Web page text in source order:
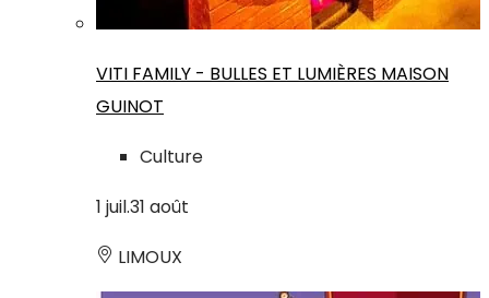
VITI FAMILY - BULLES ET LUMIÈRES MAISON
GUINOT
Culture
1 juil.31 août
LIMOUX